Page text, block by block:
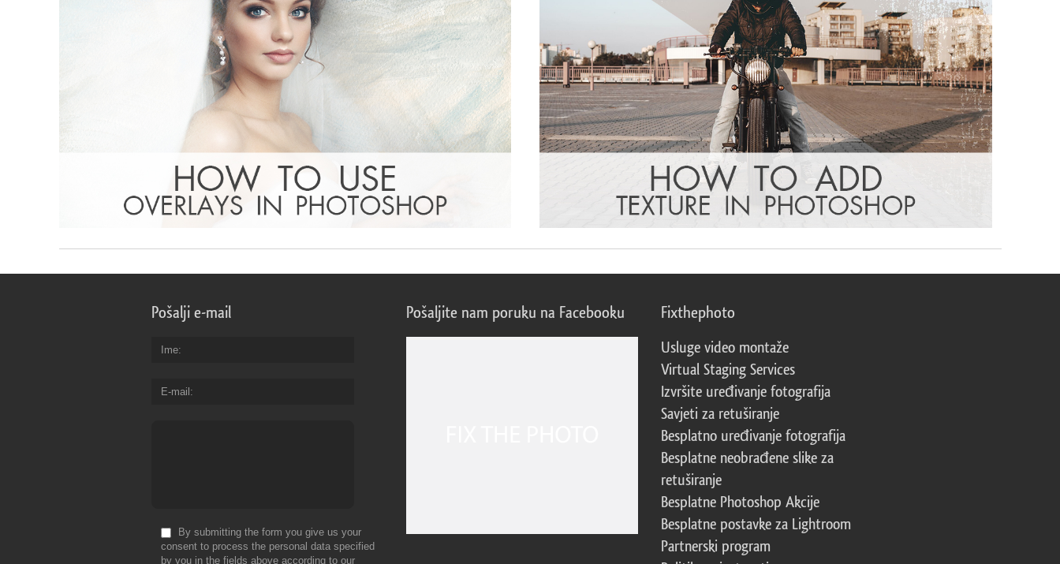
Pošalji e-mail
Ime
E-mail
By submitting the form you give us your
consent to process the personal data specified
by you in the fields above according to our
Pošaljite nam poruku na Facebooku Fixthephoto
Usluge video montaže
Virtual Staging Services
Izvršite uređivanje fotografija
Savjeti za retuširanje
Besplatno uređivanje fotografija
Besplatne neobrađene slike za
retuširanje
Besplatne Photoshop Akcije
Besplatne postavke za Lightroom
Partnerski program